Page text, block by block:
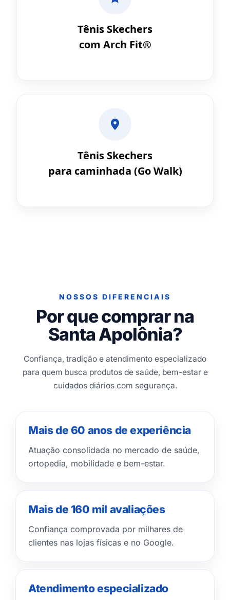
Tênis Skechers
com Arch Fit®
Tênis Skechers
para caminhada (Go Walk)
NOSSOS DIFERENCIAIS
Por que comprar na
Santa Apolônia?
Confiança, tradição e atendimento especializado
para quem busca produtos de saúde, bem-estar e
cuidados diários com segurança.
Mais de 60 anos de experiência
Atuação consolidada no mercado de saúde,
ortopedia, mobilidade e bem-estar.
Mais de 160 mil avaliações
Confiança comprovada por milhares de
clientes nas lojas físicas e no Google.
Atendimento especializado